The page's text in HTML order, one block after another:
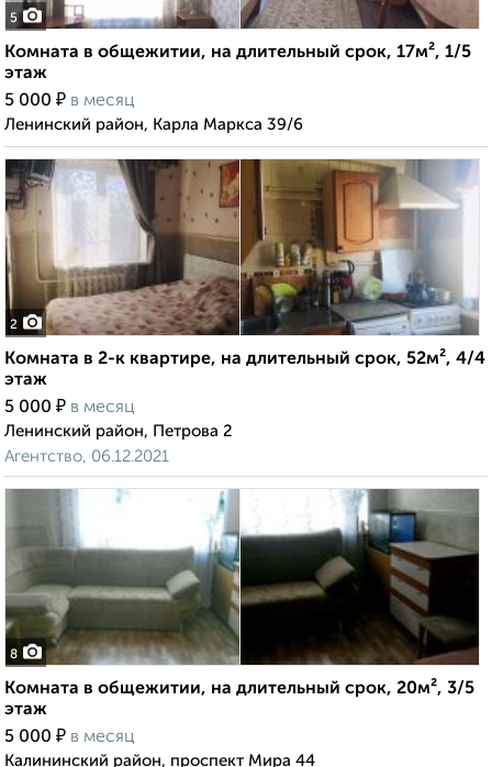
5
Комната в общежитии, на длительный срок, 17м², 1/5
этаж
5 000 ₽ в месяц
Ленинский район, Карла Маркса 39/6
2
Комната в 2-к квартире, на длительный срок, 52м², 4/4
этаж
5 000 ₽ в месяц
Ленинский район, Петрова 2
Агентство, 06.12.2021
8
Комната в общежитии, на длительный срок, 20м², 3/5
этаж
5 000 ₽ в месяц
Калининский район, проспект Мира 44